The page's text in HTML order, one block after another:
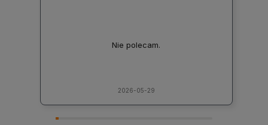
Nie polecam.
2026-05-29